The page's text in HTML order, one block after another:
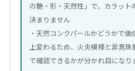
の艶・形・天然性」で、カラット
決まりません
・天然コンクパールかどうかで
上変わるため、火炎模様と非真
で確認できるかが分かれ目になり